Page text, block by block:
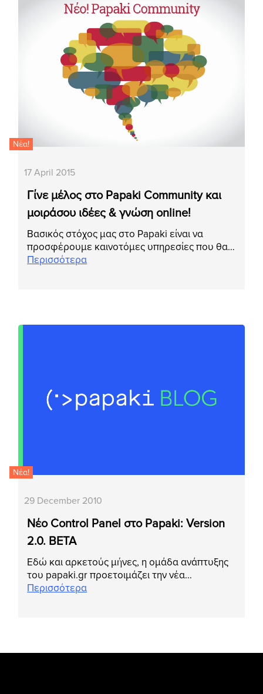
Νέα!
17 April 2015
Γίνε μέλος στο Papaki Community και
μοιράσου ιδέες & γνώση online!
Βασικός στόχος μας στο Papaki είναι να
προσφέρουμε καινοτόμες υπηρεσίες που θα…
Περισσότερα
Νέα!
29 December 2010
Νέο Control Panel στο Papaki: Version
2.0. BETA
Εδώ και αρκετούς μήνες, η ομάδα ανάπτυξης
του papaki.gr προετοιμάζει την νέα…
Περισσότερα